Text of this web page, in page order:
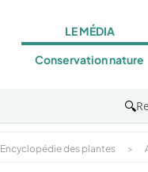
LE MÉDIA
Conservation nature
🔍
Encyclopédie des plantes >